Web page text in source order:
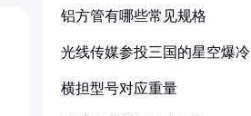
铝方管有哪些常见规格
光线传媒参投三国的星空爆冷
横担型号对应重量